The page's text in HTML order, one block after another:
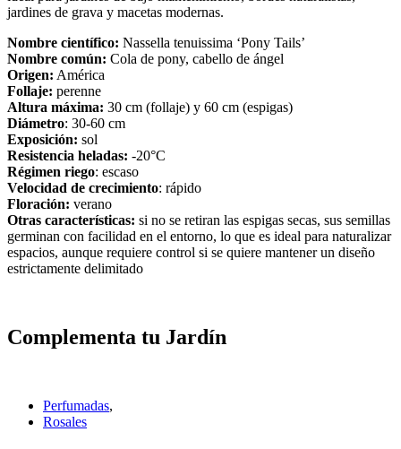
jardines de grava y macetas modernas.
Nombre científico: Nassella tenuissima ‘Pony Tails’
Nombre común: Cola de pony, cabello de ángel
Origen: América
Follaje: perenne
Altura máxima: 30 cm (follaje) y 60 cm (espigas)
Diámetro: 30-60 cm
Exposición: sol
Resistencia heladas: -20°C
Régimen riego: escaso
Velocidad de crecimiento: rápido
Floración: verano
Otras características: si no se retiran las espigas secas, sus semillas
germinan con facilidad en el entorno, lo que es ideal para naturalizar
espacios, aunque requiere control si se quiere mantener un diseño
estrictamente delimitado
Complementa tu Jardín
Perfumadas,
Rosales